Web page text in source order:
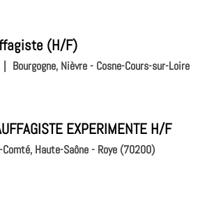
(H/F)
Bourgogne, Nièvre - Cosne-Cours-sur-Loire
EXPERIMENTE H/F
Comté, Haute-Saône - Roye (70200)